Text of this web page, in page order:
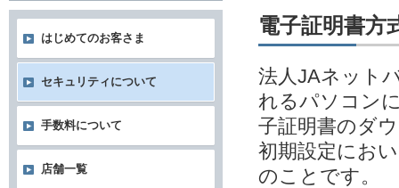
電子証明書方
法人JAネット
れるパソコン
子証明書のダ
初期設定にお
のことです。
はじめてのお客さま
セキュリティについて
手数料について
店舗一覧